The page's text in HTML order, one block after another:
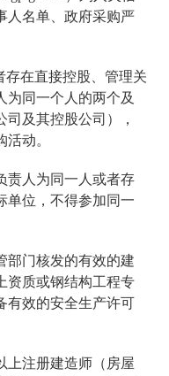
人名单、政府采购严
存在直接控股、管理关
为同一个人的两个及
及其控股公司），
动。
责人为同一人或者存
单位，不得参加同一
部门核发的有效的建
资质或钢结构工程专
有效的安全生产许可
上注册建造师（房屋